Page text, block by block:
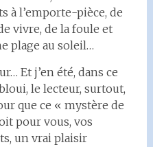
à l’emporte-pièce, de
vivre, de la foule et
plage au soleil…
Et j’en été, dans ce
le lecteur, surtout,
que ce « mystère de
pour vous, vos
un vrai plaisir